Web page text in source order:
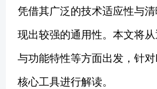
凭借其广泛的技术适应性与
现出较强的通用性。本文将
与功能特性等方面出发，针
核心工具进行解读。